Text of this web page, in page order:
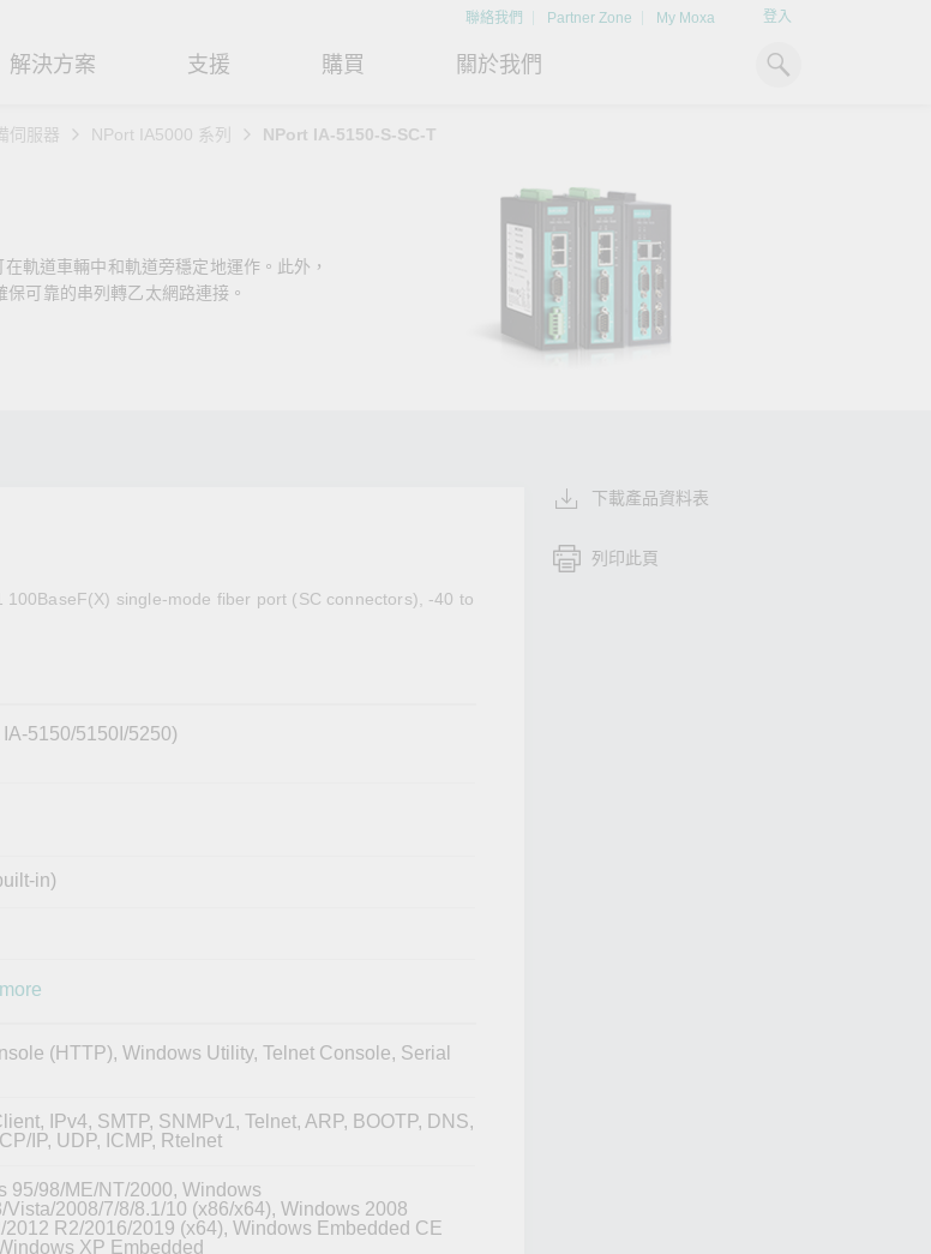
聯絡我們 Partner Zone My Moxa 登入
串列轉接器
x86 電腦
解決方案
時效性網路 (TSN)
強化 OT 網路安全 掌握綠能脈動
探索 BESS（電池儲能系統）
如何引領能源轉型，打造更潔
支援
保固政策
文件資料庫
技術專文資料庫
購買 關於我們
創造永續價值 Moxa 人才小聯盟系統
如同美國職棒聯盟的人才育
成，我們發展 Moxa 人才小聯
伺服器 NPort IA5000 系列 NPort IA-5150-S-SC-T
軌道車輛中和軌道旁穩定地運作。此外，
可靠的串列轉乙太網路連接。
single-mode fiber port (SC connectors), -40 to
5150/5150I/5250)
in)
(HTTP), Windows Utility, Telnet Console, Serial
IPv4, SMTP, SNMPv1, Telnet, ARP, BOOTP, DNS,
IP, UDP, ICMP, Rtelnet
95/98/ME/NT/2000, Windows
Vista/2008/7/8/8.1/10 (x86/x64), Windows 2008
2012 R2/2016/2019 (x64), Windows Embedded CE
XP Embedded
下載產品資料表
列印此頁